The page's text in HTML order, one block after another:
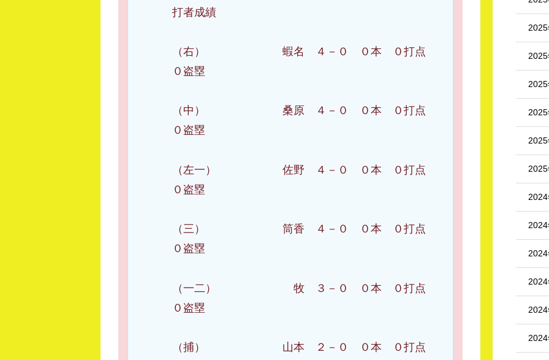
打者成績
（右） 蝦名 ４－０ ０本 ０打点
０盗塁
（中） 桑原 ４－０ ０本 ０打点
０盗塁
（左一） 佐野 ４－０ ０本 ０打点
０盗塁
（三） 筒香 ４－０ ０本 ０打点
０盗塁
（一二） 牧 ３－０ ０本 ０打点
０盗塁
（捕） 山本 ２－０ ０本 ０打点